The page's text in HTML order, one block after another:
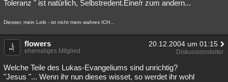
Toleranz " ist natürlich, Selbstredent.Eine/r zum andern...
Diesser, mein Leib - ist nicht mein wahres ICH...
flowers 20.12.2004 um 01:15
ehemaliges Mitglied Diskussionsleiter
Welche Teile des Lukas-Evangeliums sind unrichtig?
"Jesus "... Wenn ihr nun dieses wisset, so werdet ihr wohl